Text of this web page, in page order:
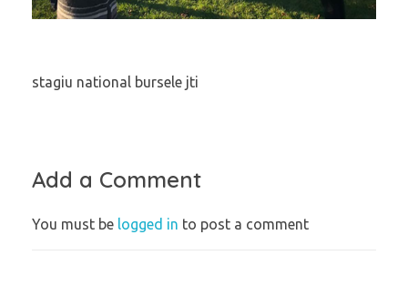
stagiu national bursele jti
Add a Comment
You must be logged in to post a comment